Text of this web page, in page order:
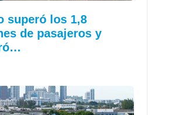
superó los 1,8
de pasajeros y